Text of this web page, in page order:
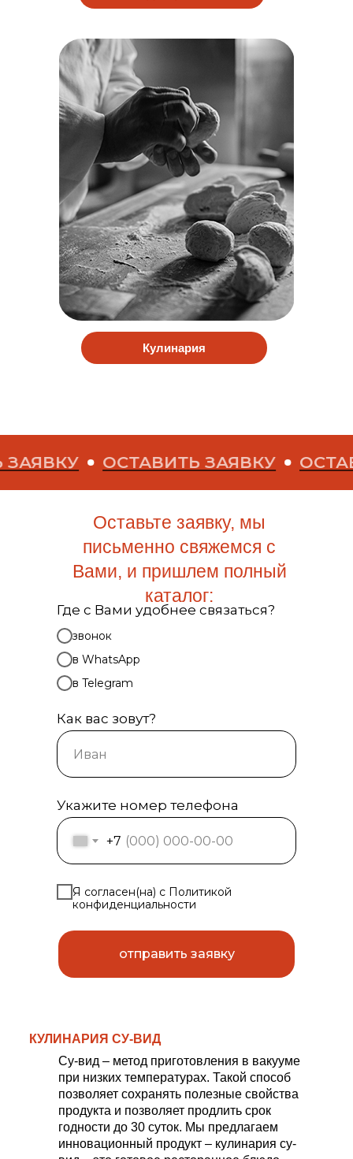
Кулинария
ОСТАВИТЬ ЗАЯВКУ ОСТАВИТЬ
Где с Вами удобнее связаться?
звонок
в WhatsApp
в Telegram
Как вас зовут?
Укажите номер телефона
+7
Я согласен(на) с Политикой
конфиденциальности
отправить заявку
Оставьте заявку, мы
письменно свяжемся с
Вами, и пришлем полный
каталог:
КУЛИНАРИЯ СУ-ВИД
Су-вид – метод приготовления в вакууме
при низких температурах. Такой способ
позволяет сохранять полезные свойства
продукта и позволяет продлить срок
годности до 30 суток. Мы предлагаем
инновационный продукт – кулинария су-